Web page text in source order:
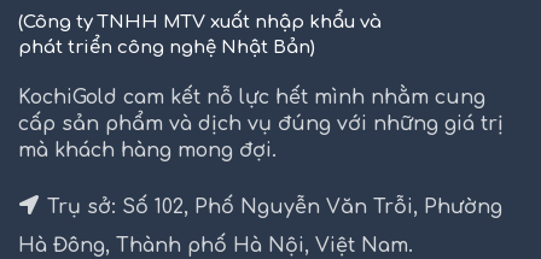
(Công ty TNHH MTV xuất nhập khẩu và
phát triển công nghệ Nhật Bản)
KochiGold cam kết nỗ lực hết mình nhằm cung
cấp sản phẩm và dịch vụ đúng với những giá trị
mà khách hàng mong đợi.
Trụ sở: Số 102, Phố Nguyễn Văn Trỗi, Phường
Hà Đông, Thành phố Hà Nội, Việt Nam.